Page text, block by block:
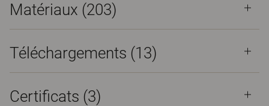
Matériaux (203)
Téléchargements (13)
Certificats (3)